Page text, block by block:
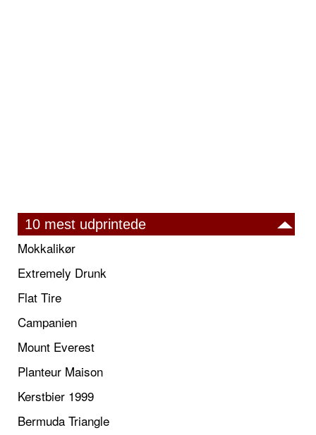
10 mest udprintede
Mokkalikør
Extremely Drunk
Flat Tire
Campanien
Mount Everest
Planteur Maison
Kerstbier 1999
Bermuda Triangle